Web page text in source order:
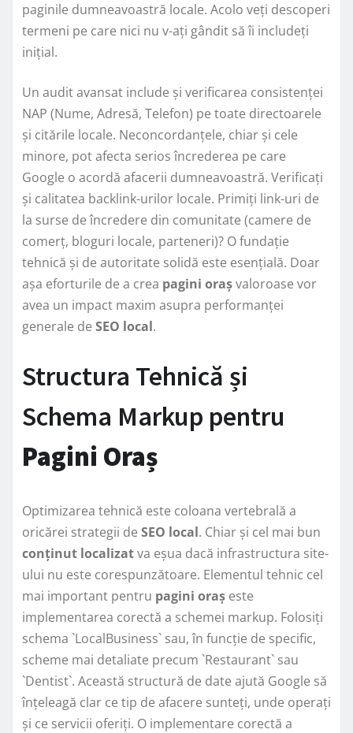
paginile dumneavoastră locale. Acolo veți descoperi
termeni pe care nici nu v-ați gândit să îi includeți
inițial.
Un audit avansat include și verificarea consistenței
NAP (Nume, Adresă, Telefon) pe toate directoarele
și citările locale. Neconcordanțele, chiar și cele
minore, pot afecta serios încrederea pe care
Google o acordă afacerii dumneavoastră. Verificați
și calitatea backlink-urilor locale. Primiți link-uri de
la surse de încredere din comunitate (camere de
comerț, bloguri locale, parteneri)? O fundație
tehnică și de autoritate solidă este esențială. Doar
așa eforturile de a crea pagini orașvaloroase vor
avea un impact maxim asupra performanței
generale de SEO local.
Structura Tehnică și
Schema Markup pentru
Pagini Oraș
Optimizarea tehnică este coloana vertebrală a
oricărei strategii de SEO local. Chiar și cel mai bun
conținut localizatva eșua dacă infrastructura site-
ului nu este corespunzătoare. Elementul tehnic cel
mai important pentru pagini oraș este
implementarea corectă a schemei markup. Folosiți
schema `LocalBusiness` sau, în funcție de specific,
scheme mai detaliate precum `Restaurant` sau
`Dentist`. Această structură de date ajută Google să
înțeleagă clar ce tip de afacere sunteți, unde operați
și ce servicii oferiți. O implementare corectă a